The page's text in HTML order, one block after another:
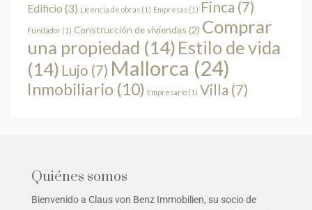
Edificio (3) Licencia de obras (1) Empresas (1) Finca (7)
Fundador (1) Construcción de viviendas (2) Comprar
una propiedad (14) Estilo de vida
(14) Lujo (7) Mallorca (24)
Inmobiliario (10) Empresario (1) Villa (7)
Quiénes somos
Bienvenido a Claus von Benz Immobilien, su socio de